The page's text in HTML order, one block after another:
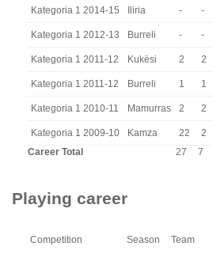
Kategoria 1 2014-15 Iliria - -
Kategoria 1 2012-13 Burreli - -
Kategoria 1 2011-12 Kukësi 2 2
Kategoria 1 2011-12 Burreli 1 1
Kategoria 1 2010-11 Mamurras 2 2
Kategoria 1 2009-10 Kamza 22 2
Career Total
27 7
Playing career
Competition Season Team